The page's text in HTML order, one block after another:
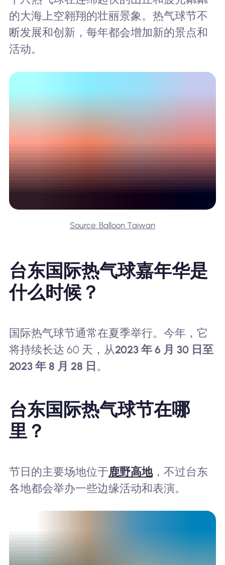
的大海上空翱翔的壮丽景象。热气球节不
断发展和创新，每年都会增加新的景点和
活动。
Source: Balloon Taiwan
台东国际热气球嘉年华是
什么时候？
国际热气球节通常在夏季举行。今年，它
将持续长达 60 天，从2023 年 6 月 30 日至
2023 年 8 月 28 日 。
台东国际热气球节在哪
里？
节日的主要场地位于鹿野高地，不过台东
各地都会举办一些边缘活动和表演。